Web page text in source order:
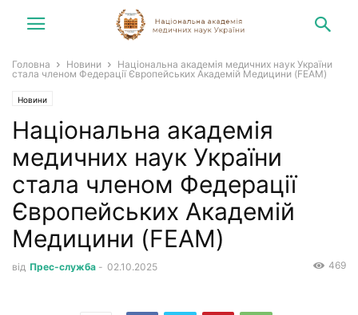
Головна Новини
Національна академія медичних наук України
стала членом Федерації Європейських Академій Медицини (FEAM)
Новини
Національна академія
медичних наук України
стала членом Федерації
Європейських Академій
Медицини (FEAM)
від Прес-служба - 02.10.2025 469